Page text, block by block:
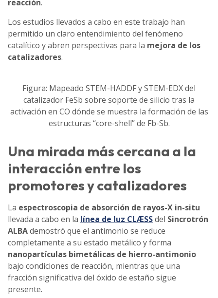
reacción.
Los estudios llevados a cabo en este trabajo han
permitido un claro entendimiento del fenómeno
catalítico y abren perspectivas para la mejora de los
catalizadores.
Figura: Mapeado STEM-HADDF y STEM-EDX del
catalizador FeSb sobre soporte de silicio tras la
activación en CO dónde se muestra la formación de las
estructuras “core-shell” de Fb-Sb.
Una mirada más cercana a la
interacción entre los
promotores y catalizadores
La espectroscopia de absorción de rayos-X in-situ
llevada a cabo en la línea de luz CLÆSSdel Sincrotrón
ALBAdemostró que el antimonio se reduce
completamente a su estado metálico y forma
nanopartículas bimetálicas de hierro-antimonio
bajo condiciones de reacción, mientras que una
fracción significativa del óxido de estaño sigue
presente.